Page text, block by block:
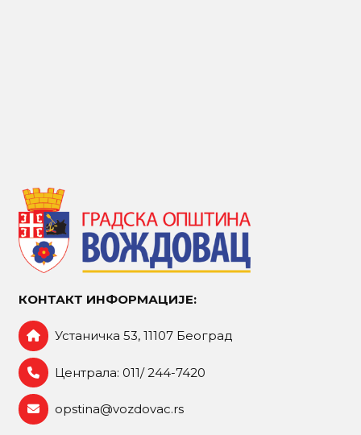
КОНТАКТ ИНФОРМАЦИЈЕ:
Устаничка 53, 11107 Београд
Централа: 011/ 244-7420
opstina@vozdovac.rs